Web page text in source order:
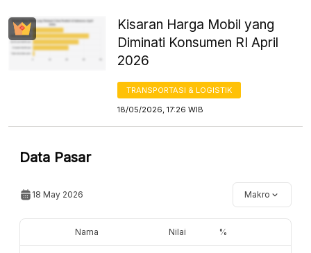
Kisaran Harga Mobil yang
Diminati Konsumen RI April
2026
TRANSPORTASI & LOGISTIK
18/05/2026, 17:26 WIB
Data Pasar
18 May 2026 Makro
Nama Nilai %